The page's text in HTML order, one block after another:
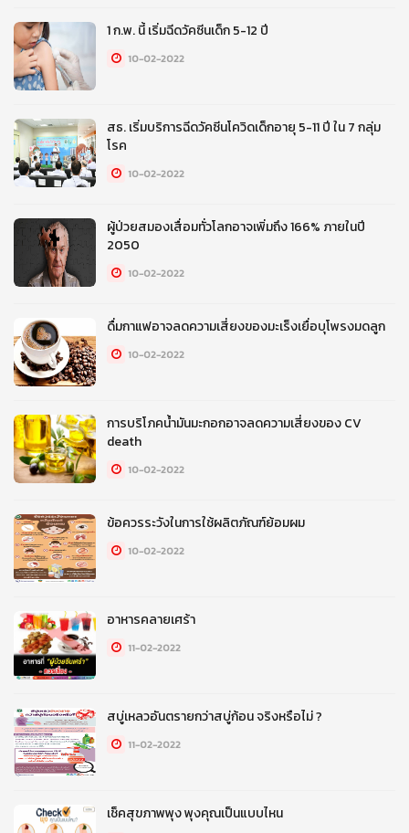
1 ก.พ. นี้ เริ่มฉีดวัคซีนเด็ก 5-12 ปี
10-02-2022
สธ. เริ่มบริการฉีดวัคซีนโควิดเด็กอายุ 5-11 ปี ใน 7 กลุ่ม
โรค
10-02-2022
ผู้ป่วยสมองเสื่อมทั่วโลกอาจเพิ่มถึง 166% ภายในปี
2050
10-02-2022
ดื่มกาแฟอาจลดความเสี่ยงของมะเร็งเยื่อบุโพรงมดลูก
10-02-2022
การบริโภคน้ำมันมะกอกอาจลดความเสี่ยงของ CV
death
10-02-2022
ข้อควรระวังในการใช้ผลิตภัณฑ์ย้อมผม
10-02-2022
อาหารคลายเศร้า
11-02-2022
สบู่เหลวอันตรายกว่าสบู่ก้อน จริงหรือไม่ ?
11-02-2022
เช็คสุขภาพพุง พุงคุณเป็นแบบไหน